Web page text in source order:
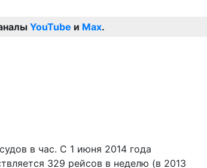
YouTube и Max.
в час. С 1 июня 2014 года
329 рейсов в неделю (в 2013